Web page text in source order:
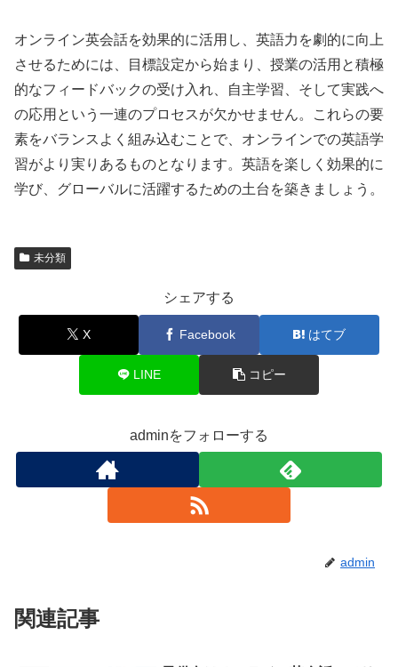
オンライン英会話を効果的に活用し、英語力を劇的に向上
させるためには、目標設定から始まり、授業の活用と積極
的なフィードバックの受け入れ、自主学習、そして実践へ
の応用という一連のプロセスが欠かせません。これらの要
素をバランスよく組み込むことで、オンラインでの英語学
習がより実りあるものとなります。英語を楽しく効果的に
学び、グローバルに活躍するための土台を築きましょう。
未分類
シェアする
X Facebook はてブ
LINE コピー
adminをフォローする
admin
関連記事